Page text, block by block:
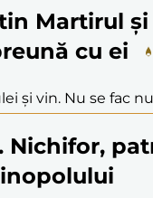
Martirul
cu ei
și vin. Nu se fac
Nichifor,